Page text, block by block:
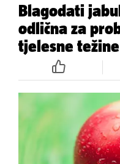
Blagodati
odlična za
tjelesne težine